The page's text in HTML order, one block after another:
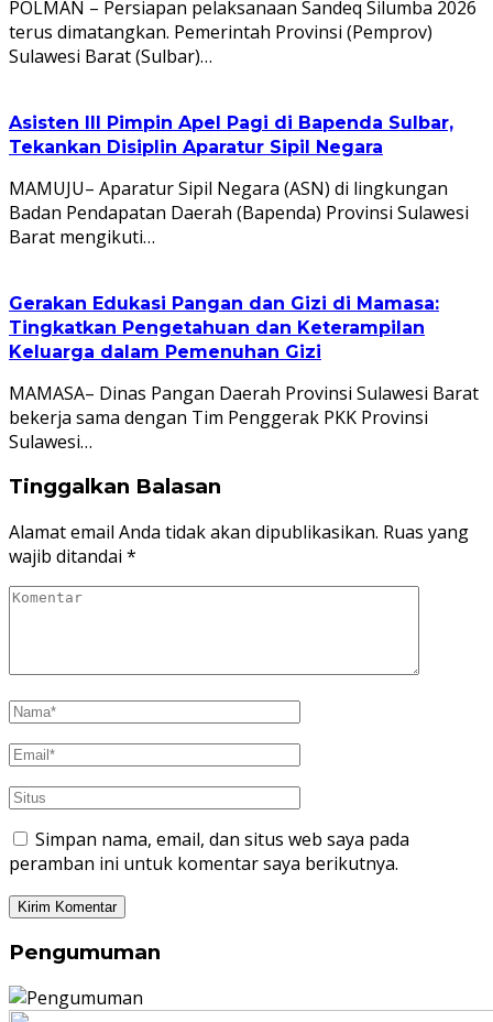
POLMAN – Persiapan pelaksanaan Sandeq Silumba 2026
terus dimatangkan. Pemerintah Provinsi (Pemprov)
Sulawesi Barat (Sulbar)…
Asisten III Pimpin Apel Pagi di Bapenda Sulbar,
Tekankan Disiplin Aparatur Sipil Negara
MAMUJU– Aparatur Sipil Negara (ASN) di lingkungan
Badan Pendapatan Daerah (Bapenda) Provinsi Sulawesi
Barat mengikuti…
Gerakan Edukasi Pangan dan Gizi di Mamasa:
Tingkatkan Pengetahuan dan Keterampilan
Keluarga dalam Pemenuhan Gizi
MAMASA– Dinas Pangan Daerah Provinsi Sulawesi Barat
bekerja sama dengan Tim Penggerak PKK Provinsi
Sulawesi…
Tinggalkan Balasan
Alamat email Anda tidak akan dipublikasikan. Ruas yang
wajib ditandai *
Simpan nama, email, dan situs web saya pada
peramban ini untuk komentar saya berikutnya.
Pengumuman